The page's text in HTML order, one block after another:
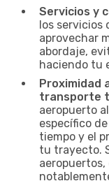
Servicios y
los servicios
aprovechar
abordaje,
haciendo tu
Proximidad
transporte
aeropuerto
específico
tiempo y el
tu trayecto.